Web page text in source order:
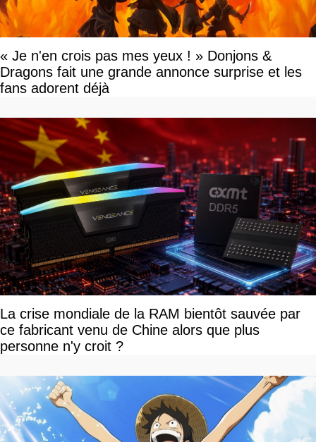
« Je n'en crois pas mes yeux ! » Donjons &
Dragons fait une grande annonce surprise et les
fans adorent déjà
La crise mondiale de la RAM bientôt sauvée par
ce fabricant venu de Chine alors que plus
personne n'y croit ?